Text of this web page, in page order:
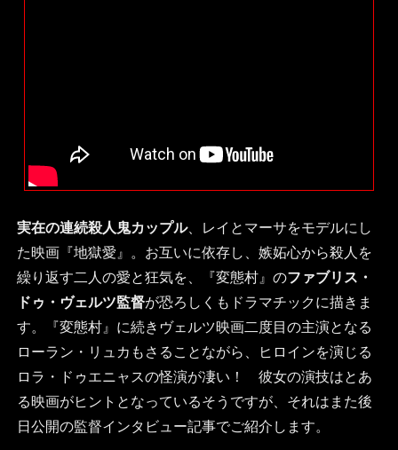
実在の連続殺人鬼カップル、レイとマーサをモデルにし
た映画『地獄愛』。お互いに依存し、嫉妬心から殺人を
繰り返す二人の愛と狂気を、『変態村』のファブリス・
ドゥ・ヴェルツ監督が恐ろしくもドラマチックに描きま
す。『変態村』に続きヴェルツ映画二度目の主演となる
ローラン・リュカもさることながら、ヒロインを演じる
ロラ・ドゥエニャスの怪演が凄い！ 彼女の演技はとあ
る映画がヒントとなっているそうですが、それはまた後
日公開の監督インタビュー記事でご紹介します。